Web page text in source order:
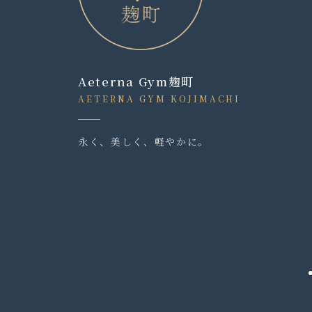
Aeterna Gym麹町
AETERNA GYM KOJIMACHI
永く、美しく、軽やかに。